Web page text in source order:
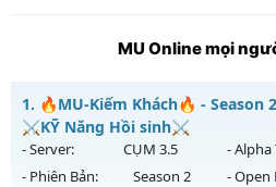
MU Online mọi
1. 🔥MU-Kiếm Khách🔥 - Season
⚔️KỸ Năng Hồi sinh⚔️
- Server: CỤM 3.5 - Alpha
- Phiên Bản:
Season 2 - Open